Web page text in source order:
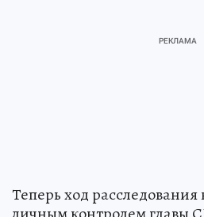
Теперь ход расследования